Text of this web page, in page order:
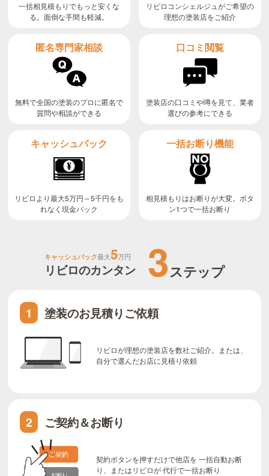
一括相見積もりでもっと安くな
る。面倒な手間も軽減。
リビロコンシェルジュがご希望の
理想の塗装店をご紹介
匿名専門家相談
無料で全国の塗装のプロに匿名で
質問や相談ができる
口コミ閲覧
塗装店の口コミや噂を見て、業者
選びの参考にできる
キャッシュバック
リビロより最大5万円～5千円をも
れなく現金バック
一括お断り機能
相見積もりはお断りが大変。ボタ
ン1つで一括お断り
キャッシュバック最大5万円
リビロのカンタン 3ステップ
1 塗装のお見積りご依頼
リビロが理想の塗装店を数社ご紹介。または、
自分で選んだお店に見積り依頼
2 ご契約＆お断り
契約ボタンを押すだけで他店を 一括自動お断
り、またはリビロが 代行で一括お断り